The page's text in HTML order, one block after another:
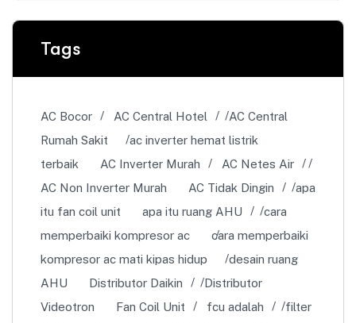
Tags
AC Bocor AC Central Hotel
AC Central
Rumah Sakit
ac inverter hemat listrik
terbaik
AC Inverter Murah
AC Netes Air
AC Non Inverter Murah
AC Tidak Dingin
apa
itu fan coil unit
apa itu ruang AHU
cara
memperbaiki kompresor ac
cara memperbaiki
kompresor ac mati kipas hidup
desain ruang
AHU
Distributor Daikin
Distributor
Videotron
Fan Coil Unit fcu adalah
filter